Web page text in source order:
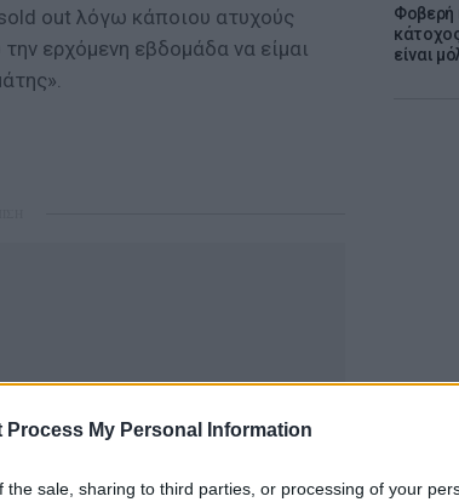
Process My Personal Information
the sale, sharing to third parties, or processing of your
Φοβερή
είναι
out λόγω κάποιου ατυχούς
ερχόμενη εβδομάδα να είμαι